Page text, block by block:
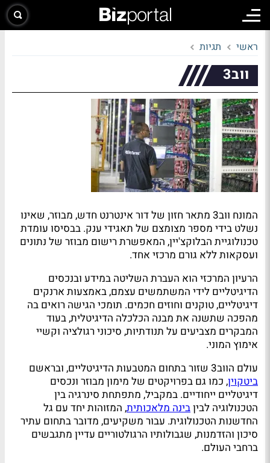
ראשי תגיות
ווב3
המונח ווב3 מתאר חזון של דור אינטרנט חדש, מבוזר, שאינו
נשלט בידי מספר מצומצם של תאגידי ענק. בבסיסו עומדת
טכנולוגיית הבלוקצ'יין, המאפשרת רישום מבוזר של נתונים
ועסקאות ללא גורם מרכזי אחד.
הרעיון המרכזי הוא העברת השליטה במידע ובנכסים
הדיגיטליים לידי המשתמשים עצמם, באמצעות ארנקים
דיגיטליים, טוקנים וחוזים חכמים. תומכי הגישה רואים בה
מהפכה שתשנה את מבנה הכלכלה הדיגיטלית, בעוד
המבקרים מצביעים על תנודתיות, סיכוני רגולציה וקשיי
אימוץ המוני.
עולם הווב3 שזור בתחום המטבעות הדיגיטליים, ובראשם
ביטקוין, כמו גם בפרויקטים של מימון מבוזר ונכסים
דיגיטליים ייחודיים. במקביל, מתפתחת סינרגיה בין
הטכנולוגיה לביןבינה מלאכותית, המזוהות יחד עם גל
החדשנות הטכנולוגית. עבור משקיעים, מדובר בתחום עתיר
סיכון והזדמנות, שגבולותיו הרגולטוריים עדיין מתגבשים
ברחבי העולם.